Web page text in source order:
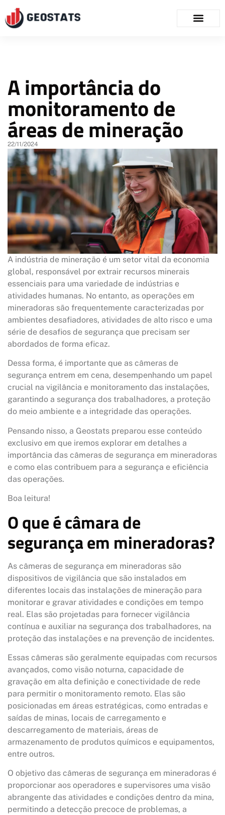
A importância do
monitoramento de
áreas de mineração
22/11/2024
A indústria de mineração é um setor vital da economia
global, responsável por extrair recursos minerais
essenciais para uma variedade de indústrias e
atividades humanas. No entanto, as operações em
mineradoras são frequentemente caracterizadas por
ambientes desafiadores, atividades de alto risco e uma
série de desafios de segurança que precisam ser
abordados de forma eficaz.
Dessa forma, é importante que as câmeras de
segurança entrem em cena, desempenhando um papel
crucial na vigilância e monitoramento das instalações,
garantindo a segurança dos trabalhadores, a proteção
do meio ambiente e a integridade das operações.
Pensando nisso, a Geostats preparou esse conteúdo
exclusivo em que iremos explorar em detalhes a
importância das câmeras de segurança em mineradoras
e como elas contribuem para a segurança e eficiência
das operações.
Boa leitura!
O que é câmara de
segurança em mineradoras?
As câmeras de segurança em mineradoras são
dispositivos de vigilância que são instalados em
diferentes locais das instalações de mineração para
monitorar e gravar atividades e condições em tempo
real. Elas são projetadas para fornecer vigilância
contínua e auxiliar na segurança dos trabalhadores, na
proteção das instalações e na prevenção de incidentes.
Essas câmeras são geralmente equipadas com recursos
avançados, como visão noturna, capacidade de
gravação em alta definição e conectividade de rede
para permitir o monitoramento remoto. Elas são
posicionadas em áreas estratégicas, como entradas e
saídas de minas, locais de carregamento e
descarregamento de materiais, áreas de
armazenamento de produtos químicos e equipamentos,
entre outros.
O objetivo das câmeras de segurança em mineradoras é
proporcionar aos operadores e supervisores uma visão
abrangente das atividades e condições dentro da mina,
permitindo a detecção precoce de problemas, a